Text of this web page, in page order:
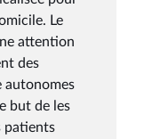
Le
attention
des
autonomes
but de les
patients